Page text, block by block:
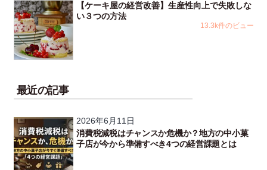
【ケーキ屋の経営改善】生産性向上で失敗しな
い３つの方法
13.3k件のビュー
最近の記事
2026年6月11日
消費税減税はチャンスか危機か？地方の中小菓
子店が今から準備すべき4つの経営課題とは